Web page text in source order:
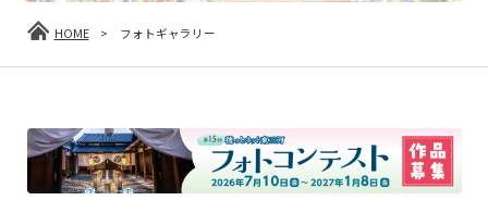
HOME > フォトギャラリー